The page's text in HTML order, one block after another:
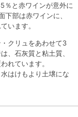
％と赤ワインが意外に
下部は赤ワインに、
います。
クリュをあわせて3
、石灰質と粘土質、
れています。
はけもより土壌にな